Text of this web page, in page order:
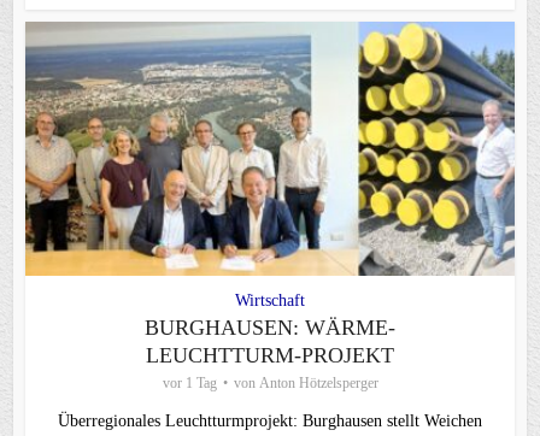
Wirtschaft
BURGHAUSEN: WÄRME-
LEUCHTTURM-PROJEKT
vor 1 Tag von Anton Hötzelsperger
Überregionales Leuchtturmprojekt: Burghausen stellt Weichen